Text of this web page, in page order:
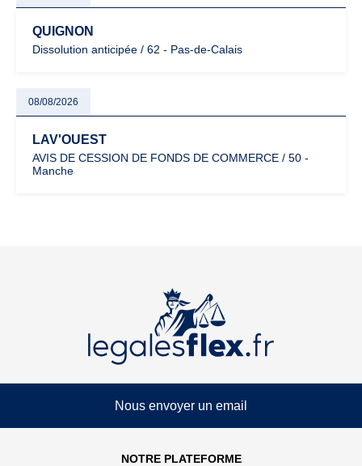
QUIGNON
Dissolution anticipée / 62 - Pas-de-Calais
08/08/2026
LAV'OUEST
AVIS DE CESSION DE FONDS DE COMMERCE / 50 -
Manche
Nous envoyer un email
NOTRE PLATEFORME